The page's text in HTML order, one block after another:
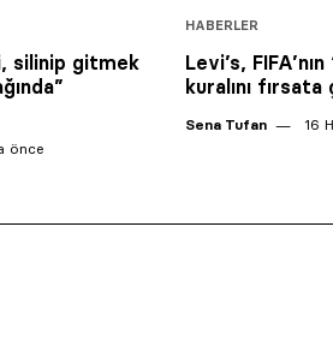
silinip gitmek
önce
HABERLER
Levi’s,
kuralını
Sena Tufan 16